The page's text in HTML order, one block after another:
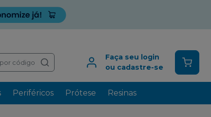
código
Faça seu login
ou cadastre-se
Periféricos Prótese Resinas